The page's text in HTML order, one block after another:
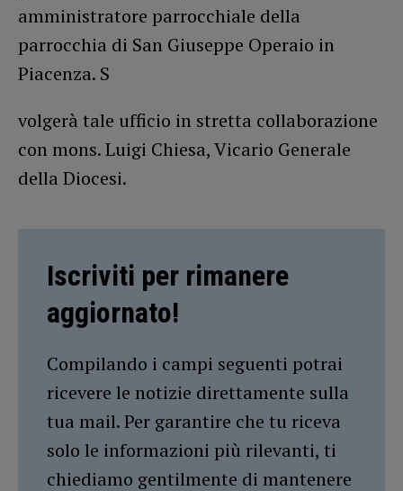
amministratore parrocchiale della
parrocchia di San Giuseppe Operaio in
Piacenza. S
volgerà tale ufficio in stretta collaborazione
con mons. Luigi Chiesa, Vicario Generale
della Diocesi.
Iscriviti per rimanere
aggiornato!
Compilando i campi seguenti potrai
ricevere le notizie direttamente sulla
tua mail. Per garantire che tu riceva
solo le informazioni più rilevanti, ti
chiediamo gentilmente di mantenere